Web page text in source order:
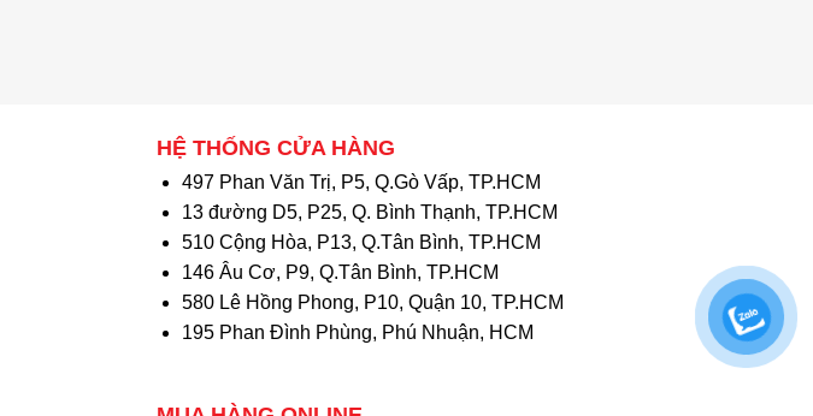
HỆ THỐNG CỬA HÀNG
497 Phan Văn Trị, P5, Q.Gò Vấp, TP.HCM
13 đường D5, P25, Q. Bình Thạnh, TP.HCM
510 Cộng Hòa, P13, Q.Tân Bình, TP.HCM
146 Âu Cơ, P9, Q.Tân Bình, TP.HCM
580 Lê Hồng Phong, P10, Quận 10, TP.HCM
195 Phan Đình Phùng, Phú Nhuận, HCM